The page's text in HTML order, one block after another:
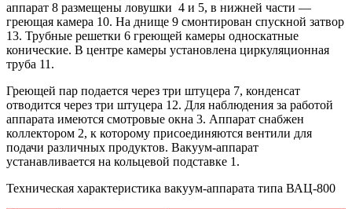
аппарат 8 размещены ловушки 4 и 5, в нижней части —
греющая камера 10. На днище 9 смонтирован спускной затвор
13. Трубные решетки 6 греющей камеры односкатные
конические. В центре камеры установлена циркуляционная
труба 11.
Греющей пар подается через три штуцера 7, конденсат
отводится через три штуцера 12. Для наблюдения за работой
аппарата имеются смотровые окна 3. Аппарат снабжен
коллектором 2, к которому присоединяются вентили для
подачи различных продуктов. Вакуум-аппарат
устанавливается на кольцевой подставке 1.
Техническая характеристика вакуум-аппарата типа ВАЦ-800